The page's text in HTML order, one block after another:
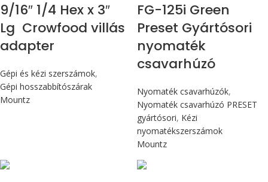
9/16″ 1/4 Hex x 3″
Lg Crowfood villás
adapter
Gépi és kézi szerszámok,
Gépi hosszabbítószárak
Mountz
FG-125i Green
Preset Gyártósori
nyomaték
csavarhúzó
Nyomaték csavarhúzók,
Nyomaték csavarhúzó PRESET
gyártósori, Kézi
nyomatékszerszámok
Mountz